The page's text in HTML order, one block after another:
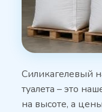
Силикагелевый
туалета – это
на высоте, а